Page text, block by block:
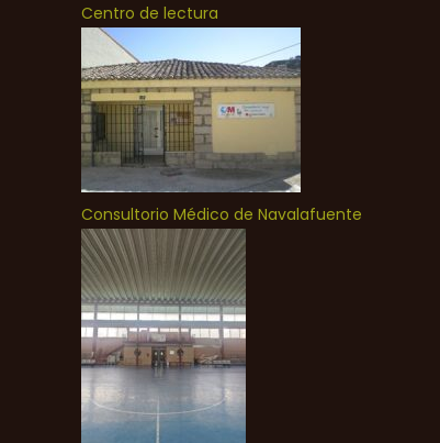
Centro de lectura
Consultorio Médico de Navalafuente